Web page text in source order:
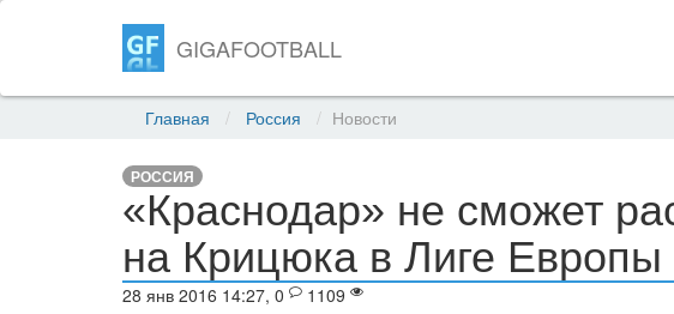
GIGAFOOTBALL
Главная Россия Новости
РОССИЯ
«Краснодар» не сможет
на Крицюка в Лиге Европы
28 янв 2016 14:27, 0 1109